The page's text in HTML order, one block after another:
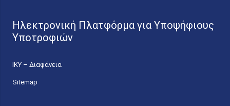
Ηλεκτρονική Πλατφόρμα για Υποψήφιους
Υποτροφιών
ΙΚΥ – Διαφάνεια
Sitemap